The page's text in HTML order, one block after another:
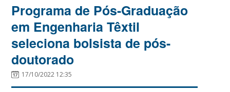
Programa de Pós-Graduação
em Engenharia Têxtil
seleciona bolsista de pós-
doutorado
17/10/2022 12:35